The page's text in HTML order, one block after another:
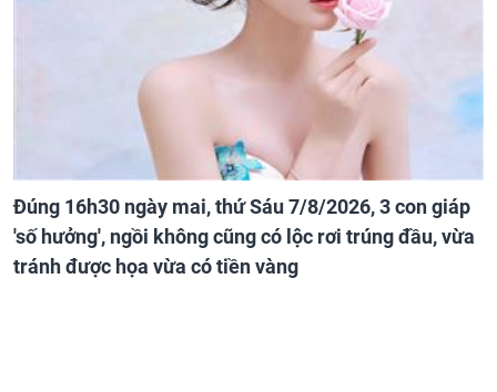
Đúng 16h30 ngày mai, thứ Sáu 7/8/2026, 3 con giáp
'số hưởng', ngồi không cũng có lộc rơi trúng đầu, vừa
tránh được họa vừa có tiền vàng